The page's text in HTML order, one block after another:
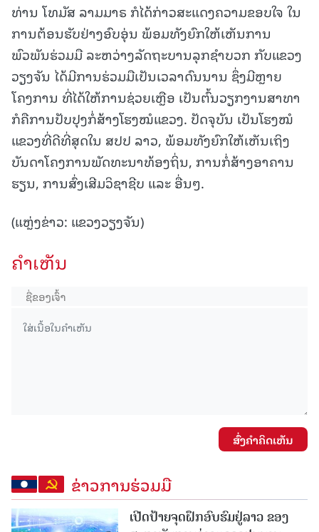
ທ່ານ ໂທມັສ ລາມມາຣ ກໍໄດ້ກ່າວສະແດງຄວາມຂອບໃຈ ໃນ
ການຕ້ອນຮັບຢ່າງອົບອຸ່ນ ພ້ອມທັງຍົກໃຫ້ເຫັນການ
ພົວພັນຮ່ວມມື ລະຫວ່າງລັດຖະບານລຸກຊຳບວກ ກັບແຂວງ
ວຽງຈັນ ໄດ້ມີການຮ່ວມມືເປັນເວລາດົນນານ ຊຶ່ງມີຫຼາຍ
ໂຄງການ ທີ່ໄດ້ໃຫ້ການຊ່ວຍເຫຼືອ ເປັນຕົ້ນວຽກງານສາທາ
ກໍຄືການປັບປຸງກໍ່ສ້າງໂຮງໝໍແຂວງ. ປັດຈຸບັນ ເປັນໂຮງໝໍ
ແຂວງທີ່ດີທີ່ສຸດໃນ ສປປ ລາວ, ພ້ອມທັງຍົກໃຫ້ເຫັນເຖິງ
ບັນດາໂຄງການພັດທະນາທ້ອງຖິ່ນ, ການກໍ່ສ້າງອາຄານ
ຮຽນ, ການສົ່ງເສີມວິຊາຊີບ ແລະ ອື່ນໆ.
(ແຫຼ່ງຂ່າວ: ແຂວງວຽງຈັນ)
ຄໍາເຫັນ
ສົ່ງຄໍາຄິດເຫັນ
ຂ່າວການຮ່ວມມື
ເປີດປ້າຍຈຸດຝຶກອົບຮົມຢູ່ລາວ ຂອງ